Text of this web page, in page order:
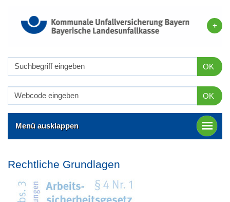
OK
OK
Menü ausklappen
Rechtliche Grundlagen